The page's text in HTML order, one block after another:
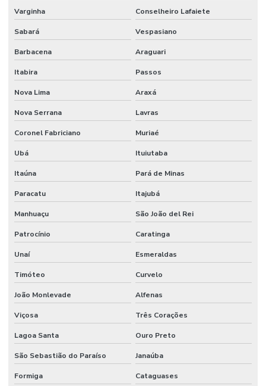
Varginha Conselheiro Lafaiete
Sabará Vespasiano
Barbacena Araguari
Itabira Passos
Nova Lima Araxá
Nova Serrana Lavras
Coronel Fabriciano Muriaé
Ubá Ituiutaba
Itaúna Pará de Minas
Paracatu Itajubá
Manhuaçu São João del Rei
Patrocínio Caratinga
Unaí Esmeraldas
Timóteo Curvelo
João Monlevade Alfenas
Viçosa Três Corações
Lagoa Santa Ouro Preto
São Sebastião do Paraíso Janaúba
Formiga Cataguases